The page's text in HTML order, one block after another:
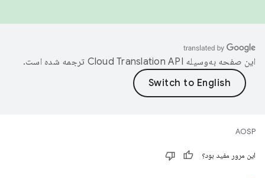
این صفحه به‌وسیله ترجمه شده است.
AOSP
این مرور مفید بود؟